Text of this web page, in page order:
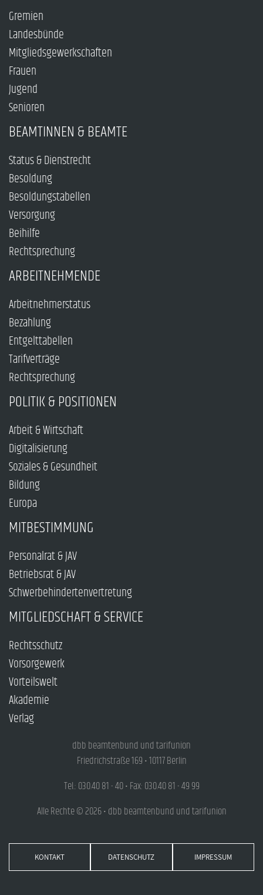
Gremien
Landesbünde
Mitgliedsgewerkschaften
Frauen
Jugend
Senioren
BEAMTINNEN & BEAMTE
Status & Dienstrecht
Besoldung
Besoldungstabellen
Versorgung
Beihilfe
Rechtsprechung
ARBEITNEHMENDE
Arbeitnehmerstatus
Bezahlung
Entgelttabellen
Tarifverträge
Rechtsprechung
POLITIK & POSITIONEN
Arbeit & Wirtschaft
Digitalisierung
Soziales & Gesundheit
Bildung
Europa
MITBESTIMMUNG
Personalrat & JAV
Betriebsrat & JAV
Schwerbehindertenvertretung
MITGLIEDSCHAFT & SERVICE
Rechtsschutz
Vorsorgewerk
Vorteilswelt
Akademie
Verlag
dbb beamtenbund und tarifunion
Friedrichstraße 169 • 10117 Berlin
Tel.: 030.40 81 - 40 • Fax: 030.40 81 - 49 99
Alle Rechte © 2026 • dbb beamtenbund und tarifunion
KONTAKT DATENSCHUTZ IMPRESSUM